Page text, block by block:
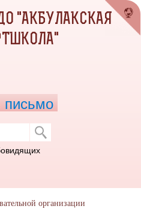
"АКБУЛАКСКАЯ
письмо
организации